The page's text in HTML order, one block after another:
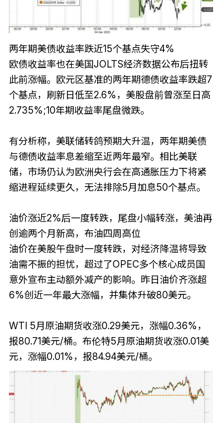
两年期美债收益率跌近15个基点失守4%
欧债收益率也在美国JOLTS经济数据公布后扭转
此前涨幅。欧元区基准的两年期德债收益率跌超7
个基点，刷新日低至2.6%，美股盘前曾涨至日高
2.735%;10年期收益率尾盘微跌。
有分析称，美联储转鸽预期大升温，两年期美债
与德债收益率息差缩至近两年最窄。相比美联
储，市场仍认为欧洲央行会在高通胀压力下将紧
缩进程延续更久，无法排除5月加息50个基点。
油价涨近2%后一度转跌，尾盘小幅转涨，美油再
创逾两个月新高，布油四周高位
油价在美股午盘时一度转跌，对经济降温将导致
油需不振的担忧，超过了OPEC多个核心成员国
意外宣布主动额外减产的影响。昨日油价齐涨超
6%创近一年最大涨幅，并集体升破80美元。
WTI 5月原油期货收涨0.29美元，涨幅0.36%，
报80.71美元/桶。布伦特5月原油期货收涨0.01美
元，涨幅0.01%，报84.94美元/桶。